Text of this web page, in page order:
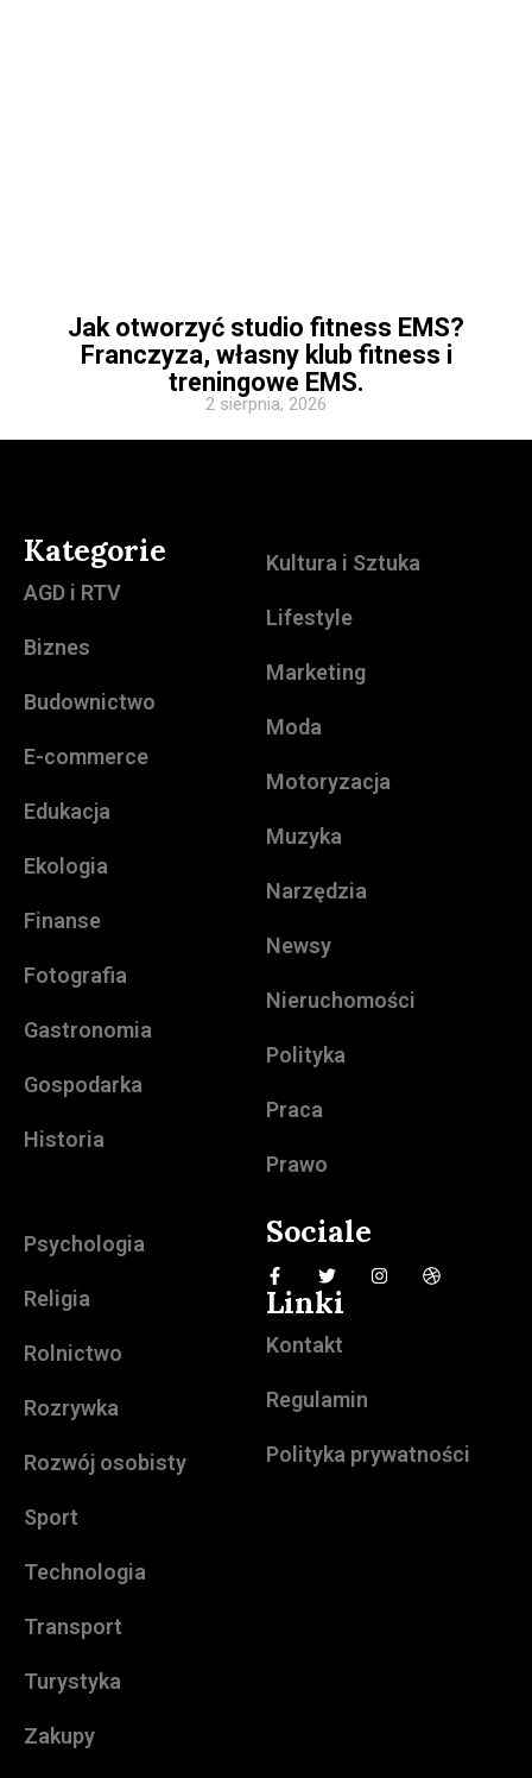
Jak otworzyć studio fitness EMS?
Franczyza, własny klub fitness i
treningowe EMS.
2 sierpnia, 2026
Kategorie
AGD i RTV
Biznes
Budownictwo
E-commerce
Edukacja
Ekologia
Finanse
Fotografia
Gastronomia
Gospodarka
Historia
Kultura i Sztuka
Lifestyle
Marketing
Moda
Motoryzacja
Muzyka
Narzędzia
Newsy
Nieruchomości
Polityka
Praca
Prawo
Psychologia
Religia
Rolnictwo
Rozrywka
Rozwój osobisty
Sport
Technologia
Transport
Turystyka
Zakupy
Sociale
Linki
Kontakt
Regulamin
Polityka prywatności